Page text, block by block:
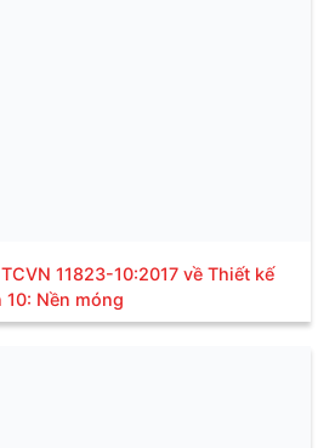
11823-10:2017 về Thiết kế
Nền móng